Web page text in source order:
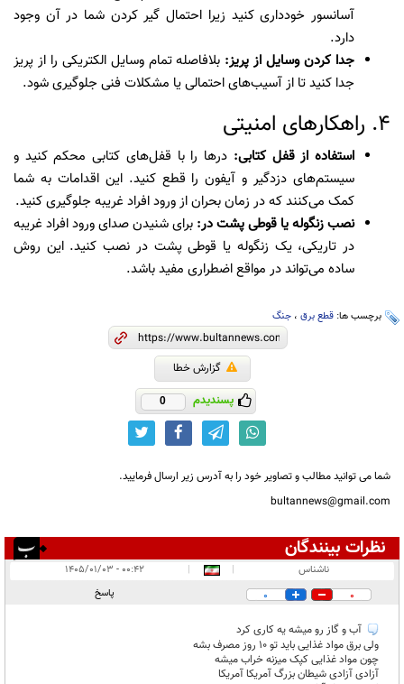
آسانسور خودداری کنید زیرا احتمال گیر کردن شما در آن وجود
دارد.
جدا کردن وسایل از پریز: بلافاصله تمام وسایل الکتریکی را از پریز
جدا کنید تا از آسیب‌های احتمالی یا مشکلات فنی جلوگیری شود.
4. راهکارهای امنیتی
استفاده از قفل کتابی: درها را با قفل‌های کتابی محکم کنید و
سیستم‌های دزدگیر و آیفون را قطع کنید. این اقدامات به شما
کمک می‌کنند که در زمان بحران از ورود افراد غریبه جلوگیری کنید.
نصب زنگوله یا قوطی پشت در: برای شنیدن صدای ورود افراد غریبه
در تاریکی، یک زنگوله یا قوطی پشت در نصب کنید. این روش
ساده می‌تواند در مواقع اضطراری مفید باشد.
برچسب ها: قطع برق ، جنگ
گزارش خطا
پسندیدم 0
شما می توانید مطالب و تصاویر خود را به آدرس زیر ارسال فرمایید.
bultannews@gmail.com
نظرات بینندگان
در انتظار بررسی:
ناشناس |
|
۰۰:۴۲ - ۱۴۰۵/۰۱/۰۳
0
0 پاسخ
آب و گاز رو میشه یه کاری کرد
ولی برق مواد غذایی باید تو 10 روز مصرف بشه
چون مواد غذایی کپک میزنه خراب میشه
آزادی آزادی شیطان بزرگ آمریکا آمریکا